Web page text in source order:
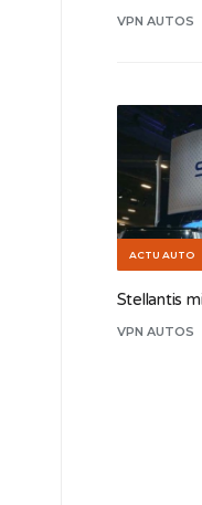
VPN AUTOS
ACTU AUTO
Stellantis
VPN AUTOS